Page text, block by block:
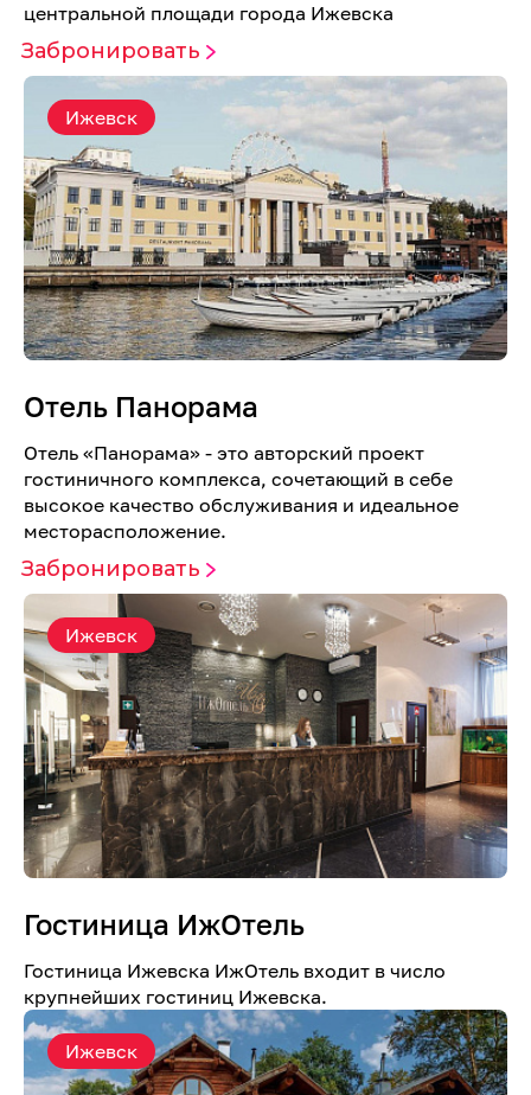
центральной площади города Ижевска
Забронировать
Ижевск
Отель Панорама
Отель «Панорама» - это авторский проект
гостиничного комплекса, сочетающий в себе
высокое качество обслуживания и идеальное
месторасположение.
Забронировать
Ижевск
Гостиница ИжОтель
Гостиница Ижевска ИжОтель входит в число
крупнейших гостиниц Ижевска.
Ижевск